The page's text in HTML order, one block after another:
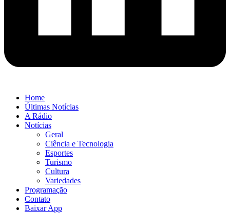
Home
Últimas Notícias
A Rádio
Notícias
Geral
Ciência e Tecnologia
Esportes
Turismo
Cultura
Variedades
Programação
Contato
Baixar App